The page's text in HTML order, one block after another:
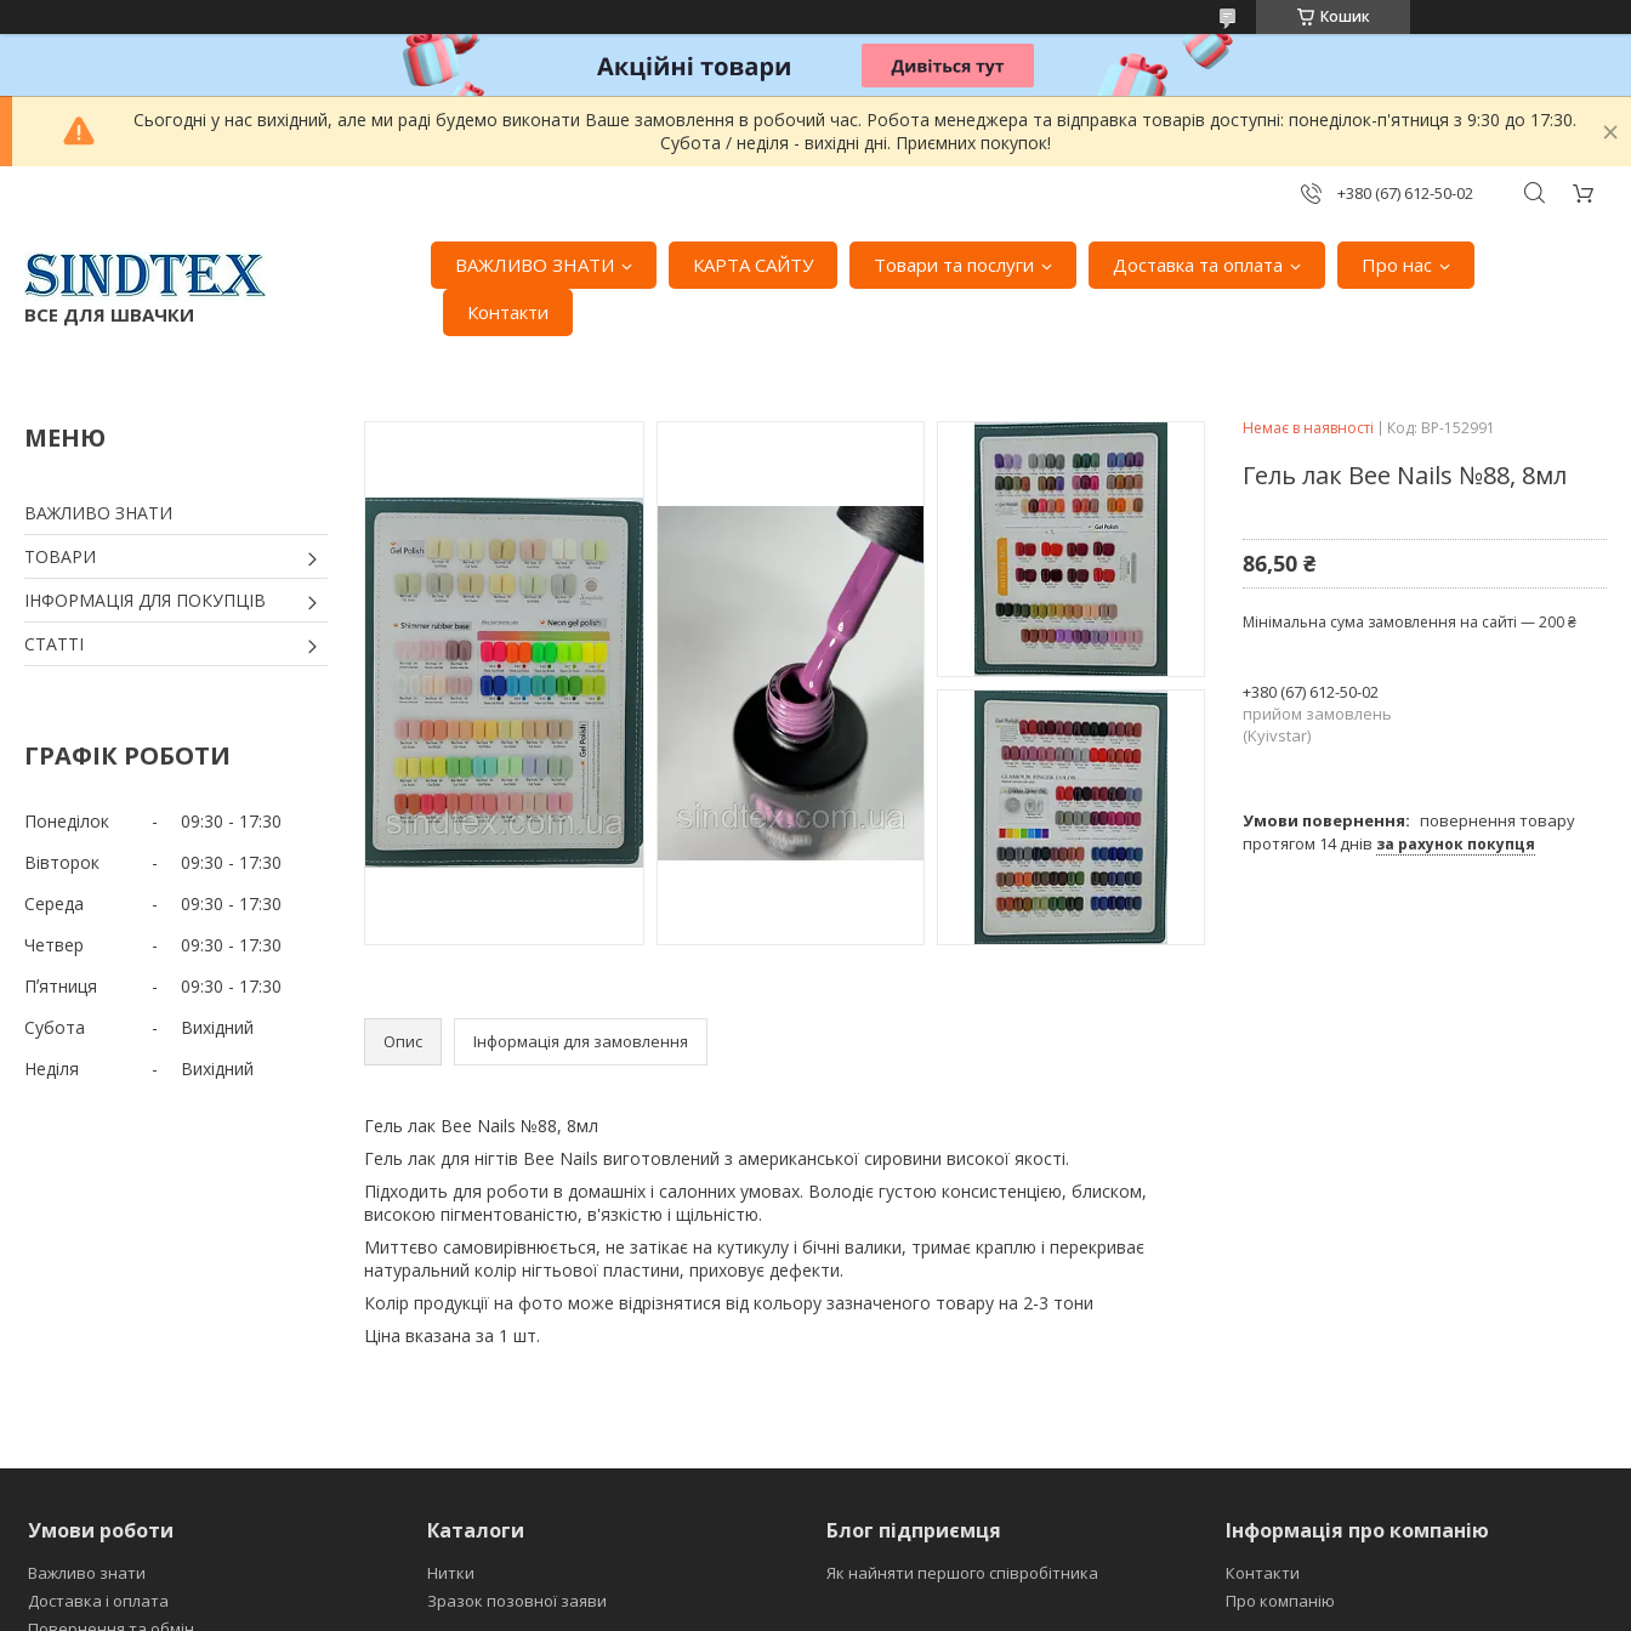
Кошик
Сьогодні у нас вихідний, але ми раді будемо виконати Ваше замовлення в робочий час. Робота менеджера та відправка товарів доступні: понеділок-п'ятниця з 9:30 до 17:30.
Субота / неділя - вихідні дні. Приємних покупок!
+380 (67) 612-50-02
ВСЕ ДЛЯ ШВАЧКИ
ВАЖЛИВО ЗНАТИ КАРТА САЙТУ Товари та послуги Доставка та оплата
Про нас
Контакти
ВАЖЛИВО ЗНАТИ
ТОВАРИ
ІНФОРМАЦІЯ ДЛЯ ПОКУПЦІВ
СТАТТІ
ГРАФІК РОБОТИ
Понеділок 09:30
17:30
Вівторок
09:30
17:30
Середа
09:30
17:30
Четвер
09:30
17:30
Пʼятниця
09:30
17:30
Субота
Вихідний
Неділя
Вихідний
Опис Інформація для замовлення
Гель лак Bee Nails №88, 8мл
Гель лак для нігтів Bee Nails виготовлений з американської сировини високої якості.
Підходить для роботи в домашніх і салонних умовах. Володіє густою консистенцією, блиском,
високою пігментованістю, в'язкістю і щільністю.
Миттєво самовирівнюється, не затікає на кутикулу і бічні валики, тримає краплю і перекриває
натуральний колір нігтьової пластини, приховує дефекти.
Колір продукції на фото може відрізнятися від кольору зазначеного товару на 2-3 тони
Ціна вказана за 1 шт.
Немає в наявності Код: ВР-152991
Гель лак Bee Nails №88, 8мл
86,50 ₴
Мінімальна сума замовлення на сайті — 200 ₴
+380 (67) 612-50-02
прийом замовлень
(Kyivstar)
повернення товару
протягом 14 днів за рахунок покупця
Умови роботи
Важливо знати
Доставка і оплата
Каталоги
Нитки
Зразок позовної заяви
Блог підприємця
Як найняти першого співробітника
Інформація про компанію
Контакти
Про компанію